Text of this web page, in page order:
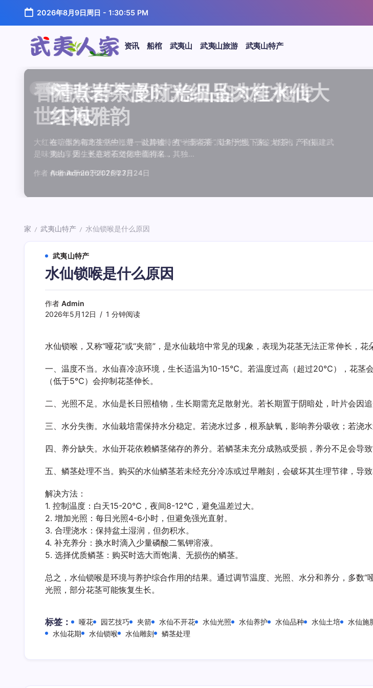
正
2026年8月9日周日 - 1:30:55 PM
武
夷
人
家
资讯 船棺 武夷山 武夷山旅游 武夷山特产
资讯
闲煮岩茶慢时光细品肉桂水仙大
红袍雅韵
在喧嚣的都市生活中，寻一处静谧，煮一壶岩茶，让时光慢下来。岩茶，产自福建武
夷山，因生长在岩石缝隙中而得名，其独…
作者 Admin于2026年7月24日
资讯
香清味醇气韵沉稳品鉴大红袍传
世本味
大红袍，作为乌龙茶中的翘楚，以其独特的“岩骨花香”闻名于世。品鉴大红袍，不仅
是味觉的享受，更是对茶文化底蕴的深…
作者 Admin于2026年7月23日
资讯
汤水顺滑底蕴绵长品鉴武夷水仙
温润质感
武夷水仙，作为乌龙茶中的经典品种，以其汤水顺滑、底蕴绵长而备受茶客青睐。品
鉴这款茶，仿佛在品味一段悠长的岁月，…
作者 Admin于2026年7月22日
资讯
唇齿留香久久不散品鉴武夷肉桂
独特魅力
武夷岩茶，素有“岩骨花香”之誉，而肉桂更是其中翘楚。其名源于香叶似肉桂，更因
其茶汤入口后，唇齿留香久久不散，令…
作者 Admin于2026年7月21日
资讯
岩韵浓淡各不同三款经典岩茶对
比品鉴
岩茶，作为乌龙茶中的瑰宝，以其独特的“岩韵”闻名于世。所谓岩韵，是茶叶在武夷
山丹霞地貌中吸收岩石矿物精华后形成…
作者 Admin于2026年7月20日
资讯
观汤色赏叶底全面品鉴肉桂水仙
大红袍
品鉴武夷岩茶，观汤色与赏叶底是关键环节。肉桂、水仙、大红袍作为岩茶代表，其
汤色与叶底各具特色，折射出工艺与山场…
作者 Admin于2026年7月19日
资讯
闲煮岩茶慢时光细品肉桂水仙大
红袍雅韵
在喧嚣的都市生活中，寻一处静谧，煮一壶岩茶，让时光慢下来。岩茶，产自福建武
夷山，因生长在岩石缝隙中而得名，其独…
作者 Admin于2026年7月24日
资讯
香清味醇气韵沉稳品鉴大红袍传
世本味
大红袍，作为乌龙茶中的翘楚，以其独特的“岩骨花香”闻名于世。品鉴大红袍，不仅
是味觉的享受，更是对茶文化底蕴的深…
作者 Admin于2026年7月23日
资讯
汤水顺滑底蕴绵长品鉴武夷水仙
温润质感
武夷水仙，作为乌龙茶中的经典品种，以其汤水顺滑、底蕴绵长而备受茶客青睐。品
鉴这款茶，仿佛在品味一段悠长的岁月，…
作者 Admin于2026年7月22日
资讯
唇齿留香久久不散品鉴武夷肉桂
独特魅力
武夷岩茶，素有“岩骨花香”之誉，而肉桂更是其中翘楚。其名源于香叶似肉桂，更因
其茶汤入口后，唇齿留香久久不散，令…
作者 Admin于2026年7月21日
资讯
岩韵浓淡各不同三款经典岩茶对
比品鉴
岩茶，作为乌龙茶中的瑰宝，以其独特的“岩韵”闻名于世。所谓岩韵，是茶叶在武夷
山丹霞地貌中吸收岩石矿物精华后形成…
作者 Admin于2026年7月20日
资讯
观汤色赏叶底全面品鉴肉桂水仙
大红袍
品鉴武夷岩茶，观汤色与赏叶底是关键环节。肉桂、水仙、大红袍作为岩茶代表，其
汤色与叶底各具特色，折射出工艺与山场…
作者 Admin于2026年7月19日
资讯
闲煮岩茶慢时光细品肉桂水仙大
红袍雅韵
在喧嚣的都市生活中，寻一处静谧，煮一壶岩茶，让时光慢下来。岩茶，产自福建武
夷山，因生长在岩石缝隙中而得名，其独…
作者 Admin于2026年7月24日
资讯
香清味醇气韵沉稳品鉴大红袍传
世本味
大红袍，作为乌龙茶中的翘楚，以其独特的“岩骨花香”闻名于世。品鉴大红袍，不仅
是味觉的享受，更是对茶文化底蕴的深…
作者 Admin于2026年7月23日
资讯
汤水顺滑底蕴绵长品鉴武夷水仙
温润质感
武夷水仙，作为乌龙茶中的经典品种，以其汤水顺滑、底蕴绵长而备受茶客青睐。品
鉴这款茶，仿佛在品味一段悠长的岁月，…
作者 Admin于2026年7月22日
资讯
唇齿留香久久不散品鉴武夷肉桂
独特魅力
武夷岩茶，素有“岩骨花香”之誉，而肉桂更是其中翘楚。其名源于香叶似肉桂，更因
其茶汤入口后，唇齿留香久久不散，令…
作者 Admin于2026年7月21日
资讯
岩韵浓淡各不同三款经典岩茶对
比品鉴
岩茶，作为乌龙茶中的瑰宝，以其独特的“岩韵”闻名于世。所谓岩韵，是茶叶在武夷
山丹霞地貌中吸收岩石矿物精华后形成…
作者 Admin于2026年7月20日
资讯
观汤色赏叶底全面品鉴肉桂水仙
大红袍
品鉴武夷岩茶，观汤色与赏叶底是关键环节。肉桂、水仙、大红袍作为岩茶代表，其
汤色与叶底各具特色，折射出工艺与山场…
作者 Admin于2026年7月19日
家 / 武夷山特产 / 水仙锁喉是什么原因
武夷山特产
水仙锁喉是什么原因
作者 Admin
2026年5月12日
1 分钟阅读
水仙锁喉，又称“哑花”或“夹箭”，是水仙栽培中常见的现象，表现为花茎无法正常伸长，
一、温度不当。水仙喜冷凉环境，生长适温为10-15℃。若温度过高（超过20℃），花茎
（低于5℃）会抑制花茎伸长。
二、光照不足。水仙是长日照植物，生长期需充足散射光。若长期置于阴暗处，叶片会因
三、水分失衡。水仙栽培需保持水分稳定。若浇水过多，根系缺氧，影响养分吸收；若浇水
四、养分缺失。水仙开花依赖鳞茎储存的养分。若鳞茎未充分成熟或受损，养分不足会导
五、鳞茎处理不当。购买的水仙鳞茎若未经充分冷冻或过早雕刻，会破坏其生理节律，导致
解决方法：
1. 控制温度：白天15-20℃，夜间8-12℃，避免温差过大。
2. 增加光照：每日光照4-6小时，但避免强光直射。
3. 合理浇水：保持盆土湿润，但勿积水。
4. 补充养分：换水时滴入少量磷酸二氢钾溶液。
5. 选择优质鳞茎：购买时选大而饱满、无损伤的鳞茎。
总之，水仙锁喉是环境与养护综合作用的结果。通过调节温度、光照、水分和养分，多
光照，部分花茎可能恢复生长。
标签： 哑花 园艺技巧 夹箭 水仙不开花 水仙光照 水仙养护 水仙品种 水仙土培 水仙施
水仙花期
水仙锁喉 水仙雕刻 鳞茎处理